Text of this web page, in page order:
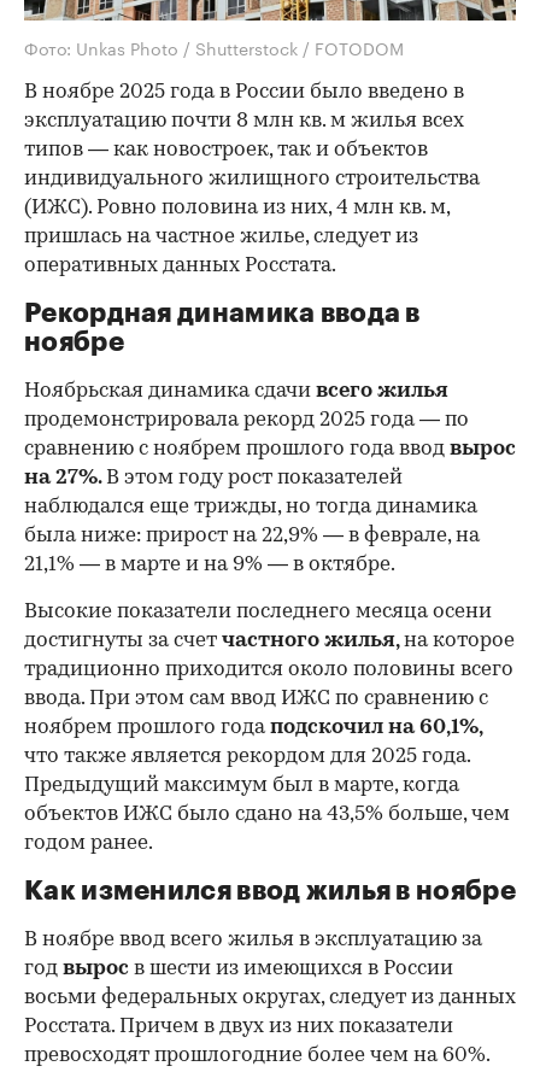
Фото: Unkas Photo / Shutterstock / FOTODOM
В ноябре 2025 года в России было введено в
эксплуатацию почти 8 млн кв. м жилья всех
типов — как новостроек, так и объектов
индивидуального жилищного строительства
(ИЖС). Ровно половина из них, 4 млн кв. м,
пришлась на частное жилье, следует из
оперативных данных Росстата.
Рекордная динамика ввода в
ноябре
Ноябрьская динамика сдачи всего жилья
продемонстрировала рекорд 2025 года — по
сравнению с ноябрем прошлого года ввод вырос
на 27%. В этом году рост показателей
наблюдался еще трижды, но тогда динамика
была ниже: прирост на 22,9% — в феврале, на
21,1% — в марте и на 9% — в октябре.
Высокие показатели последнего месяца осени
достигнуты за счет частного жилья,на которое
традиционно приходится около половины всего
ввода. При этом сам ввод ИЖС по сравнению с
ноябрем прошлого годаподскочил на 60,1%,
что также является рекордом для 2025 года.
Предыдущий максимум был в марте, когда
объектов ИЖС было сдано на 43,5% больше, чем
годом ранее.
Как изменился ввод жилья в ноябре
В ноябре ввод всего жилья в эксплуатацию за
год вырос в шести из имеющихся в России
восьми федеральных округах, следует из данных
Росстата. Причем в двух из них показатели
превосходят прошлогодние более чем на 60%.